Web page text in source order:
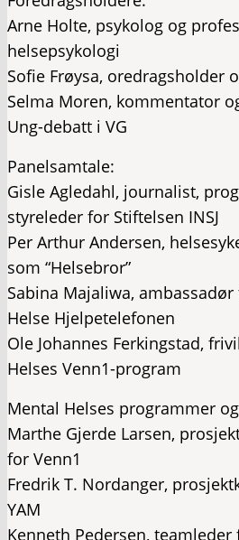
Arne Holte, psykolog og
helsepsykologi
Sofie Frøysa, oredragsholder
Selma Moren, kommentator
Ung-debatt i VG
Panelsamtale:
Gisle Agledahl, journalist,
styreleder for Stiftelsen INSJ
Per Arthur Andersen,
som “Helsebror”
Sabina Majaliwa,
Helse Hjelpetelefonen
Ole Johannes Ferkingstad,
Helses Venn1-program
Mental Helses programmer
Marthe Gjerde Larsen,
for Venn1
Fredrik T. Nordanger,
YAM
Kenneth Pedersen, teamleder